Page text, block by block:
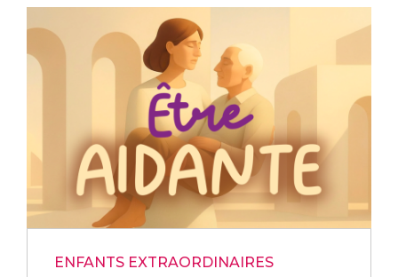
ENFANTS EXTRAORDINAIRES